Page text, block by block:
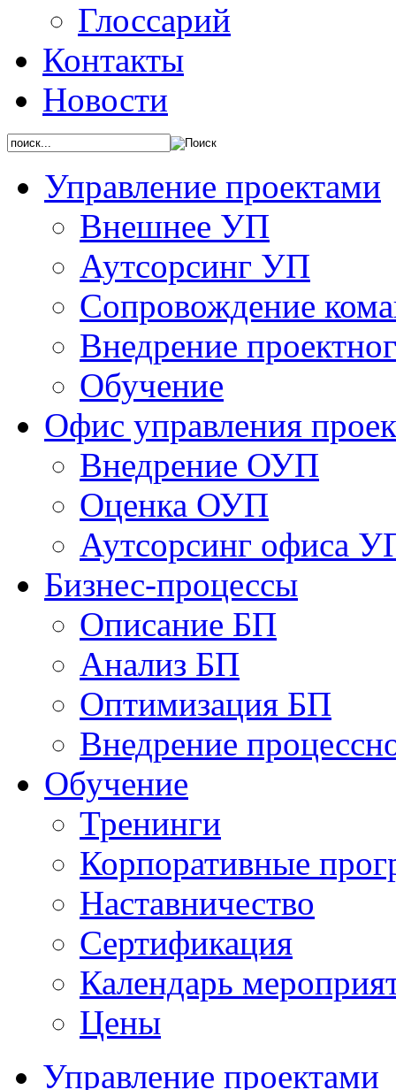
Глоссарий
Контакты
Новости
Управление проектами
Внешнее УП
Аутсорсинг УП
Сопровождение
Внедрение
Обучение
Офис управления
Bнедрение ОУП
Оценка ОУП
Аутсорсинг офиса
Бизнес-процессы
Описание БП
Анализ БП
Оптимизация БП
Внедрение
Обучениe
Тренинги
Корпоративные
Наставничество
Сертификация
Календарь
Цены
Управление проектами